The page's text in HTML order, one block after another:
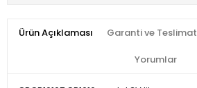
Ürün Açıklaması Garanti ve Teslimat
Yorumlar